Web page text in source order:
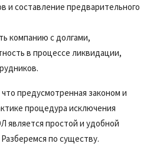
и составление предварительного
компанию с долгами,
в процессе ликвидации,
предусмотренная законом и
процедура исключения
является простой и удобной
по существу.